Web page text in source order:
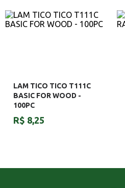
LAM TICO TICO T111C
BASIC FOR WOOD -
100PC
R$ 8,25